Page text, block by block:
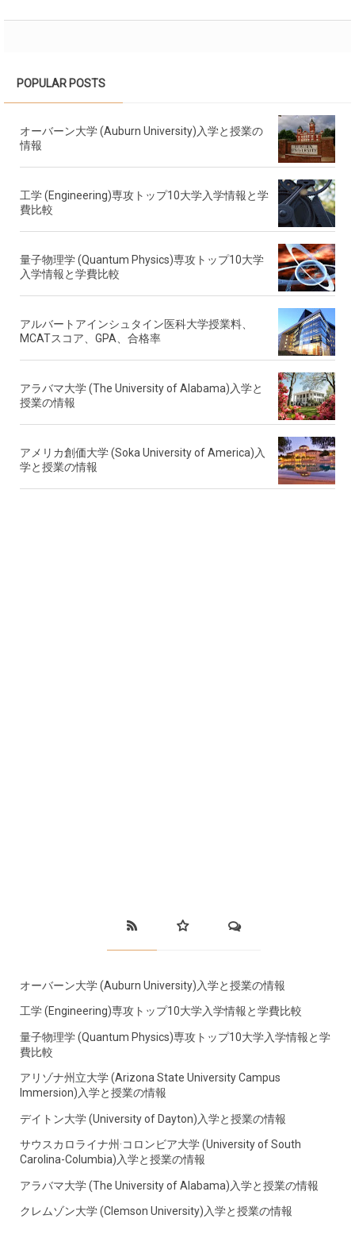
POPULAR POSTS
オーバーン大学 (Auburn University)入学と授業の
情報
工学 (Engineering)専攻トップ10大学入学情報と学
費比較
量子物理学 (Quantum Physics)専攻トップ10大学
入学情報と学費比較
アルバートアインシュタイン医科大学授業料、
MCATスコア、GPA、合格率
アラバマ大学 (The University of Alabama)入学と
授業の情報
アメリカ創価大学 (Soka University of America)入
学と授業の情報
オーバーン大学 (Auburn University)入学と授業の情報
工学 (Engineering)専攻トップ10大学入学情報と学費比較
量子物理学 (Quantum Physics)専攻トップ10大学入学情報と学
費比較
アリゾナ州立大学 (Arizona State University Campus
Immersion)入学と授業の情報
デイトン大学 (University of Dayton)入学と授業の情報
サウスカロライナ州·コロンビア大学 (University of South
Carolina-Columbia)入学と授業の情報
アラバマ大学 (The University of Alabama)入学と授業の情報
クレムゾン大学 (Clemson University)入学と授業の情報